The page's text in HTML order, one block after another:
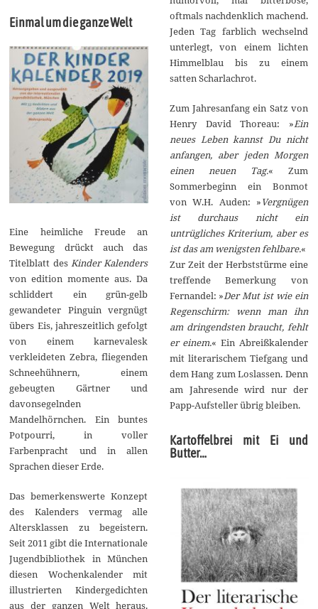
Einmal um die ganze Welt
Eine heimliche Freude an
Bewegung drückt auch das
Titelblatt desKinder Kalenders
von edition momente aus. Da
schliddert ein grün-gelb
gewandeter Pinguin vergnügt
übers Eis, jahreszeitlich gefolgt
von einem karnevalesk
verkleideten Zebra, fliegenden
Schneehühnern, einem
gebeugten Gärtner und
davonsegelnden
Mandelhörnchen. Ein buntes
Potpourri, in voller
Farbenpracht und in allen
Sprachen dieser Erde.
Das bemerkenswerte Konzept
des Kalenders vermag alle
Altersklassen zu begeistern.
Seit 2011 gibt die Internationale
Jugendbibliothek in München
diesen Wochenkalender mit
illustrierten Kindergedichten
aus der ganzen Welt heraus.
oftmals nachdenklich machend.
Jeden Tag farblich wechselnd
unterlegt, von einem lichten
Himmelblau bis zu einem
satten Scharlachrot.
Zum Jahresanfang ein Satz von
Henry David Thoreau: »Ein
neues Leben kannst Du nicht
anfangen, aber jeden Morgen
einen neuen Tag.« Zum
Sommerbeginn ein Bonmot
von W.H. Auden: »Vergnügen
ist durchaus nicht ein
untrügliches Kriterium, aber es
ist das am wenigsten fehlbare.«
Zur Zeit der Herbststürme eine
treffende Bemerkung von
Fernandel: »Der Mut ist wie ein
Regenschirm: wenn man ihn
am dringendsten braucht, fehlt
er einem.« Ein Abreißkalender
mit literarischem Tiefgang und
dem Hang zum Loslassen. Denn
am Jahresende wird nur der
Papp-Aufsteller übrig bleiben.
Kartoffelbrei mit Ei und
Butter…